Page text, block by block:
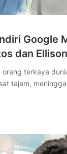
Google
dan Ellison
orang terkaya
tajam,